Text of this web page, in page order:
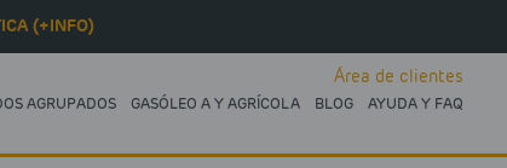
(+INFO)
AGRUPADOS GASÓLEO A Y AGRÍCOLA BLOG AYUDA Y FAQ
Área de clientes